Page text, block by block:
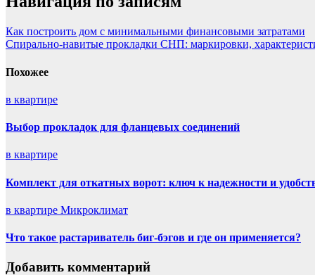
Как построить дом с минимальными финансовыми затратами
Спирально-навитые прокладки СНП: маркировки,
Похожее
в квартире
Выбор прокладок для фланцевых соединений
в квартире
Комплект для откатных ворот: ключ к надежности и
в квартире Микроклимат
Что такое растариватель биг-бэгов и где он применяется?
Добавить комментарий